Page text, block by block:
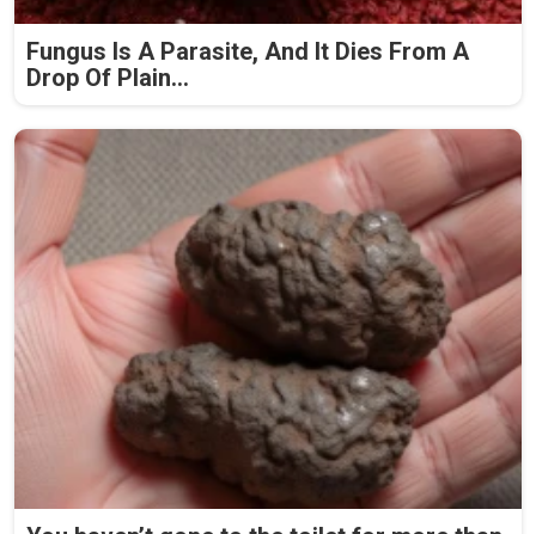
Fungus Is A Parasite, And It Dies From A
Drop Of Plain...